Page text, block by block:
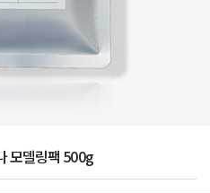
모델링팩 500g